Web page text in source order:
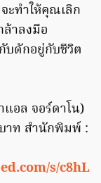
ะทำให้คุณเลิก
าลงมือ
บดักอยู่กับชีวิต
อล จอร์ดาโน)
าท สำนักพิมพ์ :
s/c8hL